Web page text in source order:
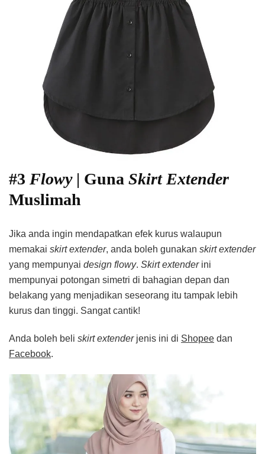
#3 Flowy | Guna Skirt Extender
Muslimah
Jika anda ingin mendapatkan efek kurus walaupun
memakai skirt extender, anda boleh gunakan skirt extender
yang mempunyai design flowy. Skirt extender ini
mempunyai potongan simetri di bahagian depan dan
belakang yang menjadikan seseorang itu tampak lebih
kurus dan tinggi. Sangat cantik!
Anda boleh beli skirt extenderjenis ini di Shopee dan
Facebook.